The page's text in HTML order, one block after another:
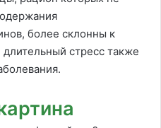
более склонны к
стресс также